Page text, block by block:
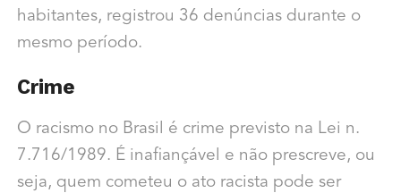
habitantes, registrou 36 denúncias durante o
mesmo período.
Crime
O racismo no Brasil é crime previsto na Lei n.
7.716/1989. É inafiançável e não prescreve, ou
seja, quem cometeu o ato racista pode ser